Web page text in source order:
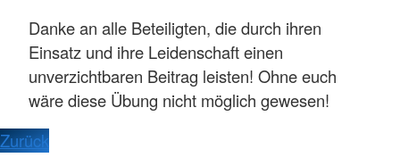
Danke an alle Beteiligten, die durch ihren
Einsatz und ihre Leidenschaft einen
unverzichtbaren Beitrag leisten! Ohne euch
wäre diese Übung nicht möglich gewesen!
Zurück